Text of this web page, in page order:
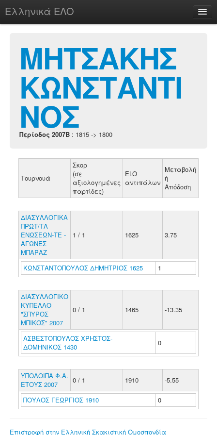
Ελληνικά ΕΛΟ
chesstu.be @ discord
Login
ΜΗΤΣΑΚΗΣ
ΚΩΝΣΤΑΝΤΙ
ΝΟΣ
Περίοδος 2007B : 1815 -> 1800
Τουρνουά
Σκορ
(σε
αξιολογημένες
παρτίδες)
ELO
αντιπάλων
Μεταβολή
ή
Απόδοση
ΔΙΑΣΥΛΛΟΓΙΚΑ
ΠΡΩΤ/ΤΑ
ΕΝΩΣΕΩΝ-ΤΕ -
ΑΓΩΝΕΣ
ΜΠΑΡΑΖ
1 / 1 1625 3.75
ΚΩΝΣΤΑΝΤΟΠΟΥΛΟΣ ΔΗΜΗΤΡΙΟΣ 1625 1
ΔΙΑΣΥΛΛΟΓΙΚΟ
ΚΥΠΕΛΛΟ
"ΣΠΥΡΟΣ
ΜΠΙΚΟΣ" 2007
0 / 1 1465 -13.35
ΑΣΒΕΣΤΟΠΟΥΛΟΣ ΧΡΗΣΤΟΣ-
ΔΟΜΗΝΙΚΟΣ 1430
0
ΥΠΟΛΟΙΠΑ Φ.Α.
ΕΤΟΥΣ 2007
0 / 1 1910 -5.55
ΠΟΥΛΟΣ ΓΕΩΡΓΙΟΣ 1910 0
Επιστροφή στην Ελληνική Σκακιστική Ομοσπονδία